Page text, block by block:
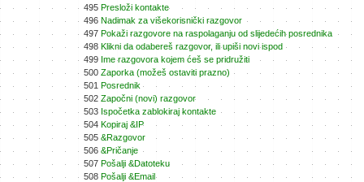
495 Presloži kontakte
496 Nadimak za višekorisnički razgovor
497 Pokaži razgovore na raspolaganju od slijedećih posrednika
498 Klikni da odabereš razgovor, ili upiši novi ispod
499 Ime razgovora kojem ćeš se pridružiti
500 Zaporka (možeš ostaviti prazno)
501 Posrednik
502 Započni (novi) razgovor
503 Ispočetka zablokiraj kontakte
504 Kopiraj &IP
505 &Razgovor
506 &Pričanje
507 Pošalji &Datoteku
508 Pošalji &Email